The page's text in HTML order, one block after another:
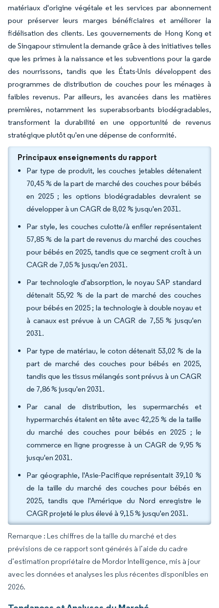
matériaux d'origine végétale et les services par abonnement
pour préserver leurs marges bénéficiaires et améliorer la
fidélisation des clients. Les gouvernements de Hong Kong et
de Singapour stimulent la demande grâce à des initiatives telles
que les primes à la naissance et les subventions pour la garde
des nourrissons, tandis que les États-Unis développent des
programmes de distribution de couches pour les ménages à
faibles revenus. Par ailleurs, les avancées dans les matières
premières, notamment les superabsorbants biodégradables,
transforment la durabilité en une opportunité de revenus
stratégique plutôt qu'en une dépense de conformité.
Principaux enseignements du rapport
Par type de produit, les couches jetables détenaient
70,45 % de la part de marché des couches pour bébés
en 2025 ; les options biodégradables devraient se
développer à un CAGR de 8,02 % jusqu'en 2031.
Par style, les couches culotte/à enfiler représentaient
57,85 % de la part de revenus du marché des couches
pour bébés en 2025, tandis que ce segment croît à un
CAGR de 7,05 % jusqu'en 2031.
Par technologie d'absorption, le noyau SAP standard
détenait 55,92 % de la part de marché des couches
pour bébés en 2025 ; la technologie à double noyau et
à canaux est prévue à un CAGR de 7,55 % jusqu'en
2031.
Par type de matériau, le coton détenait 53,02 % de la
part de marché des couches pour bébés en 2025,
tandis que les tissus mélangés sont prévus à un CAGR
de 7,86 % jusqu'en 2031.
Par canal de distribution, les supermarchés et
hypermarchés étaient en tête avec 42,25 % de la taille
du marché des couches pour bébés en 2025 ; le
commerce en ligne progresse à un CAGR de 9,95 %
jusqu'en 2031.
Par géographie, l'Asie-Pacifique représentait 39,10 %
de la taille du marché des couches pour bébés en
2025, tandis que l'Amérique du Nord enregistre le
CAGR projeté le plus élevé à 9,15 % jusqu'en 2031.
Remarque : Les chiffres de la taille du marché et des
prévisions de ce rapport sont générés à l’aide du cadre
d’estimation propriétaire de Mordor Intelligence, mis à jour
avec les données et analyses les plus récentes disponibles en
2026.